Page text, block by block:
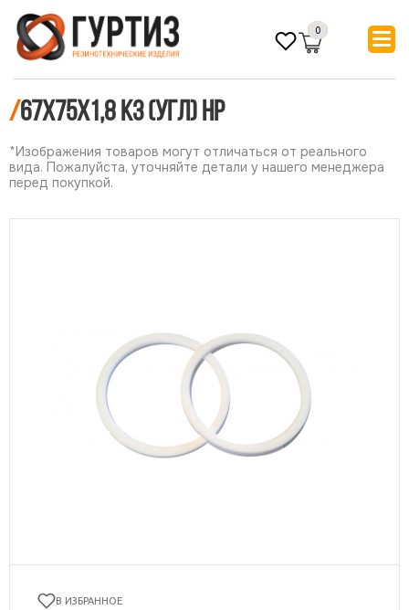
0
/67х75х1,8 КЗ (УГЛ) НР
*Изображения товаров могут отличаться от реального
вида. Пожалуйста, уточняйте детали у нашего менеджера
перед покупкой.
В ИЗБРАННОЕ